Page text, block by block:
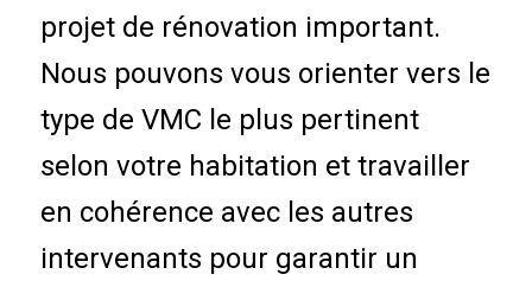
projet de rénovation important.
Nous pouvons vous orienter vers le
type de VMC le plus pertinent
selon votre habitation et travailler
en cohérence avec les autres
intervenants pour garantir un